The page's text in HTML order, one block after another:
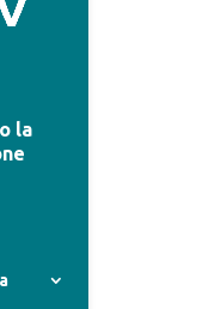
la